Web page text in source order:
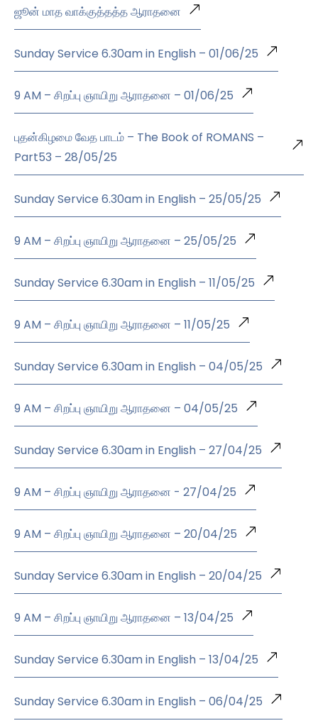
ஜூன் மாத வாக்குத்தத்த ஆராதனை
Sunday Service 6.30am in English – 01/06/25
9 AM – சிறப்பு ஞாயிறு ஆராதனை – 01/06/25
புதன்கிழமை வேத பாடம் – The Book of ROMANS –
Part53 – 28/05/25
Sunday Service 6.30am in English – 25/05/25
9 AM – சிறப்பு ஞாயிறு ஆராதனை – 25/05/25
Sunday Service 6.30am in English – 11/05/25
9 AM – சிறப்பு ஞாயிறு ஆராதனை – 11/05/25
Sunday Service 6.30am in English – 04/05/25
9 AM – சிறப்பு ஞாயிறு ஆராதனை – 04/05/25
Sunday Service 6.30am in English – 27/04/25
9 AM – சிறப்பு ஞாயிறு ஆராதனை - 27/04/25
9 AM – சிறப்பு ஞாயிறு ஆராதனை – 20/04/25
Sunday Service 6.30am in English – 20/04/25
9 AM – சிறப்பு ஞாயிறு ஆராதனை – 13/04/25
Sunday Service 6.30am in English – 13/04/25
Sunday Service 6.30am in English – 06/04/25